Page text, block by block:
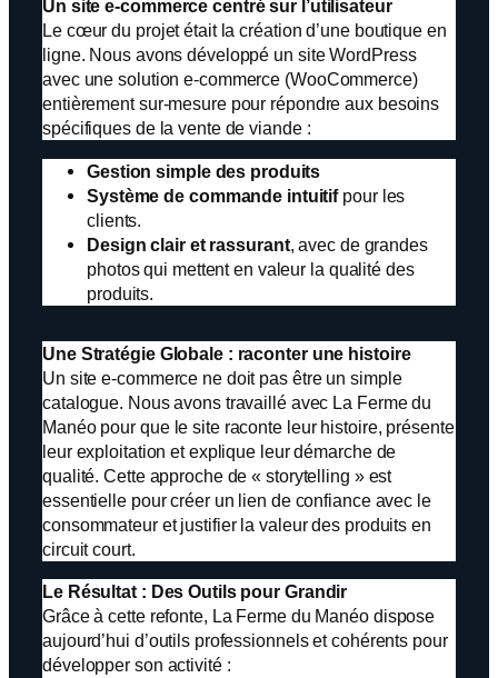
Un site e-commerce centré sur l’utilisateur
Le cœur du projet était la création d’une boutique en
ligne. Nous avons développé un site WordPress
avec une solution e-commerce (WooCommerce)
entièrement sur-mesure pour répondre aux besoins
spécifiques de la vente de viande :
Gestion simple des produits
Système de commande intuitifpour les
clients.
Design clair et rassurant, avec de grandes
photos qui mettent en valeur la qualité des
produits.
Une Stratégie Globale : raconter une histoire
Un site e-commerce ne doit pas être un simple
catalogue. Nous avons travaillé avec La Ferme du
Manéo pour que le site raconte leur histoire, présente
leur exploitation et explique leur démarche de
qualité. Cette approche de « storytelling » est
essentielle pour créer un lien de confiance avec le
consommateur et justifier la valeur des produits en
circuit court.
Le Résultat : Des Outils pour Grandir
Grâce à cette refonte, La Ferme du Manéo dispose
aujourd’hui d’outils professionnels et cohérents pour
développer son activité :